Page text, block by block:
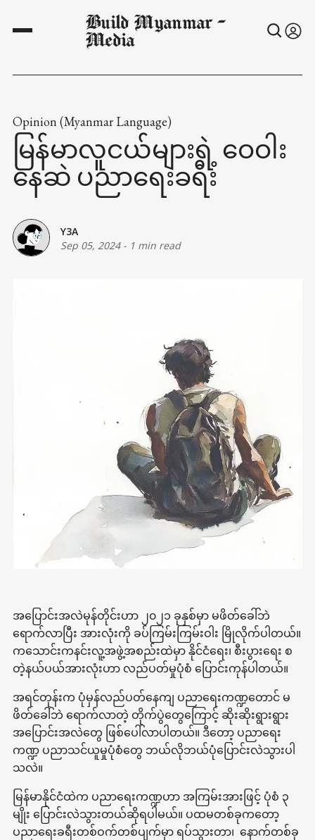
Build Myanmar -
Media
Opinion (Myanmar Language)
မြန်မာလူငယ်များရဲ့ ဝေဝါး
နေဆဲ ပညာရေးခရီး
Y3A
Sep 05, 2024- 1 min read
အပြောင်းအလဲမုန်တိုင်းဟာ ၂၀၂၁ ခုနှစ်မှာ မဖိတ်ခေါ်ဘဲ
ရောက်လာပြီး အားလုံးကို ခပ်ကြမ်းကြမ်းဝါး မြိုလိုက်ပါတယ်။
ကသောင်းကနင်းလူ့အဖွဲ့အစည်းထဲမှာ နိုင်ငံရေး၊ စီးပွားရေး စ
တဲ့နယ်ပယ်အားလုံးဟာ လည်ပတ်မှုပုံစံ ပြောင်းကုန်ပါတယ်။
အရင်တုန်းက ပုံမှန်လည်ပတ်နေကျ ပညာရေးကဏ္ဍတောင် မ
ဖိတ်ခေါ်ဘဲ ရောက်လာတဲ့ တိုက်ပွဲတွေကြောင့် ဆိုးဆိုးရွားရွား
အပြောင်းအလဲတွေ ဖြစ်ပေါ်လာပါတယ်။ ဒီတော့ ပညာရေး
ကဏ္ဍ ပညာသင်ယူမှုပုံစံတွေ ဘယ်လိုဘယ်ပုံပြောင်းလဲသွားပါ
သလဲ။
မြန်မာနိုင်ငံထဲက ပညာရေးကဏ္ဍဟာ အကြမ်းအားဖြင့် ပုံစံ ၃
မျိုး ပြောင်းလဲသွားတယ်ဆိုရပါမယ်။ ပထမတစ်ခုကတော့
ပညာရေးခရီးတစ်ဝက်တစ်ပျက်မှာ ရပ်သွားတာ၊ နောက်တစ်ခု